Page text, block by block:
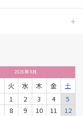
2026年9月
火 水 木 金
土
1
2 3 4
5
8 9 10 11
12